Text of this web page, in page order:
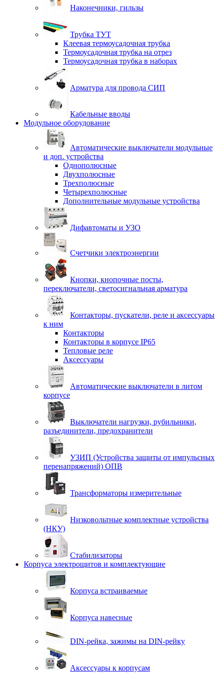
Наконечники, гильзы
Трубка ТУТ
Клеевая термоусадочная трубка
Термоусадочная трубка на отрез
Термоусадочная трубка в наборах
Арматура для провода СИП
Кабельные вводы
Модульное оборудование
Автоматические выключатели модульные
и доп. устройства
Однополюсные
Двухполюсные
Трехполюсные
Четырехполюсные
Дополнительные модульные устройства
Дифавтоматы и УЗО
Счетчики электроэнергии
Кнопки, кнопочные посты,
переключатели, светосигнальная арматура
Контакторы, пускатели, реле и аксессуары
к ним
Контакторы
Контакторы в корпусе IP65
Тепловые реле
Аксессуары
Автоматические выключатели в литом
корпусе
Выключатели нагрузки, рубильники,
разъединители, предохранители
УЗИП (Устройства защиты от импульсных
перенапряжений) ОПВ
Трансформаторы измерительные
Низковольтные комплектные устройства
(НКУ)
Стабилизаторы
Корпуса электрощитов и комплектующие
Корпуса встраиваемые
Корпуса навесные
DIN-рейка, зажимы на DIN-рейку
Аксессуары к корпусам